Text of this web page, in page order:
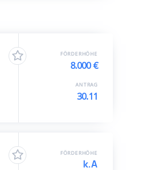
FÖRDERHÖHE
8.000 €
ANTRAG
30.11
FÖRDERHÖHE
k.A